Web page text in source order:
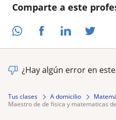
Comparte a este
¿Hay algún error en
Tus clases A domicilio
maestro de de fisica y matematicas